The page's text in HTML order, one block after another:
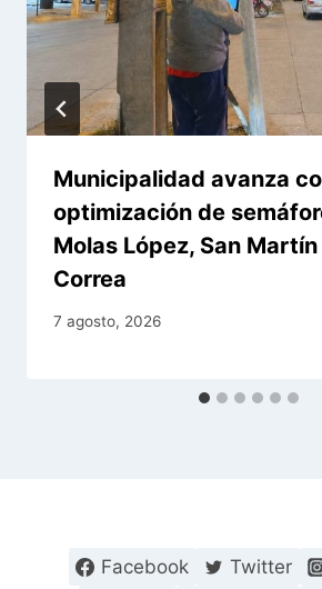
Municipalidad avanza
optimización de
Molas López, San
Correa
7 agosto, 2026
Facebook Twitter